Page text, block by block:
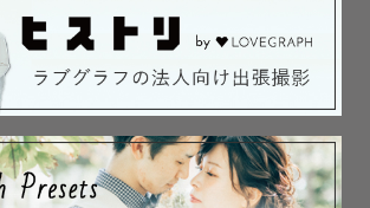
『今』を残していきたいのか
写真など事前にお伺いし
っていきます。
気になっている事
ってください。